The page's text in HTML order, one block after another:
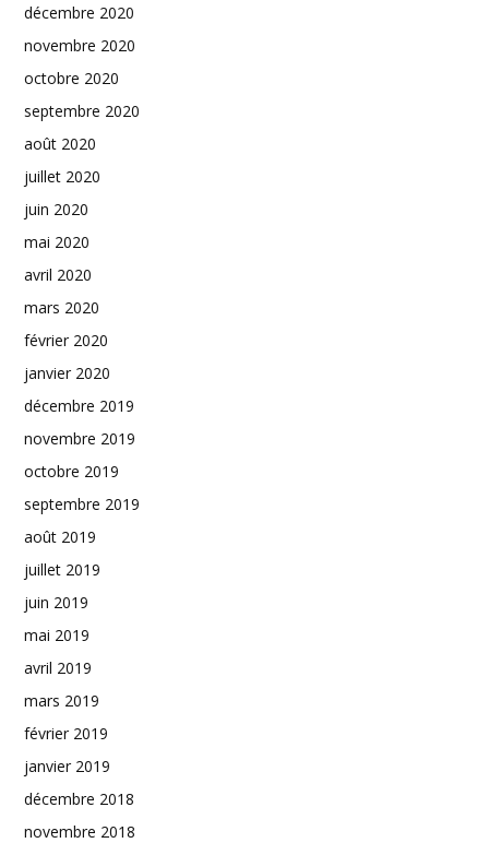
décembre 2020
novembre 2020
octobre 2020
septembre 2020
août 2020
juillet 2020
juin 2020
mai 2020
avril 2020
mars 2020
février 2020
janvier 2020
décembre 2019
novembre 2019
octobre 2019
septembre 2019
août 2019
juillet 2019
juin 2019
mai 2019
avril 2019
mars 2019
février 2019
janvier 2019
décembre 2018
novembre 2018